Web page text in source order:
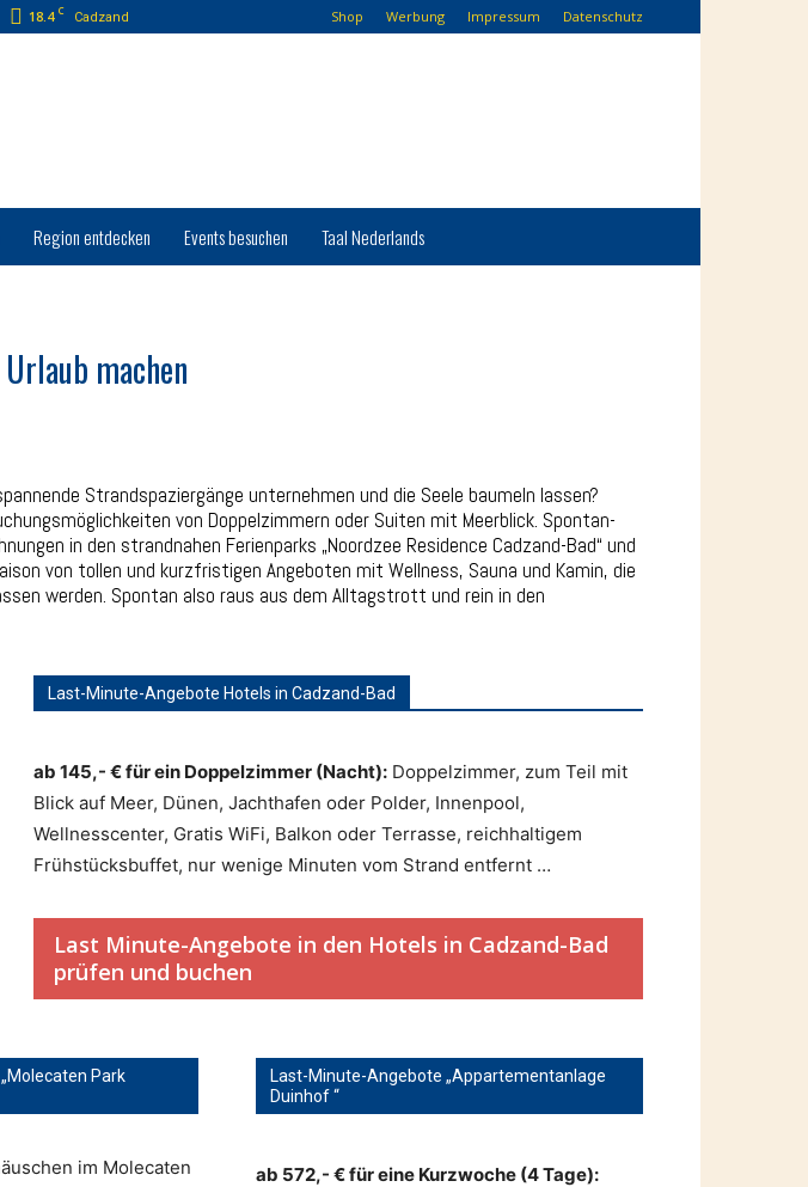
18.4 C Cadzand Shop Werbung Impressum Datenschutz
Region entdecken Events besuchen Taal Nederlands
machen
Strandspaziergänge unternehmen und die Seele baumeln lassen?
von Doppelzimmern oder Suiten mit Meerblick. Spontan-
in den strandnahen Ferienparks „Noordzee Residence Cadzand-Bad“ und
von tollen und kurzfristigen Angeboten mit Wellness, Sauna und Kamin, die
werden. Spontan also raus aus dem Alltagstrott und rein in den
Last-Minute-Angebote Hotels in Cadzand-Bad
ab 145,- € für ein Doppelzimmer (Nacht): Doppelzimmer, zum Teil mit
Blick auf Meer, Dünen, Jachthafen oder Polder, Innenpool,
Wellnesscenter, Gratis WiFi, Balkon oder Terrasse, reichhaltigem
Frühstücksbuffet, nur wenige Minuten vom Strand entfernt …
Last Minute-Angebote in den Hotels in Cadzand-Bad
prüfen und buchen
Park
Last-Minute-Angebote „Appartementanlage
Duinhof “
ab 572,- € für eine Kurzwoche (4 Tage):